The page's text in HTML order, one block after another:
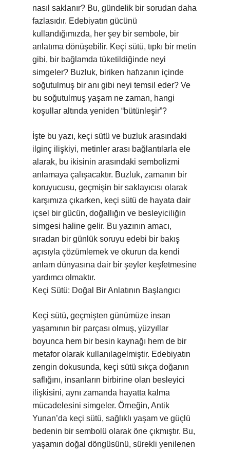
nasıl saklanır? Bu, gündelik bir sorudan daha
fazlasıdır. Edebiyatın gücünü
kullandığımızda, her şey bir sembole, bir
anlatıma dönüşebilir. Keçi sütü, tıpkı bir metin
gibi, bir bağlamda tüketildiğinde neyi
simgeler? Buzluk, biriken hafızanın içinde
soğutulmuş bir anı gibi neyi temsil eder? Ve
bu soğutulmuş yaşam ne zaman, hangi
koşullar altında yeniden “bütünleşir”?
İşte bu yazı, keçi sütü ve buzluk arasındaki
ilginç ilişkiyi, metinler arası bağlantılarla ele
alarak, bu ikisinin arasındaki sembolizmi
anlamaya çalışacaktır. Buzluk, zamanın bir
koruyucusu, geçmişin bir saklayıcısı olarak
karşımıza çıkarken, keçi sütü de hayata dair
içsel bir gücün, doğallığın ve besleyiciliğin
simgesi haline gelir. Bu yazının amacı,
sıradan bir günlük soruyu edebi bir bakış
açısıyla çözümlemek ve okurun da kendi
anlam dünyasına dair bir şeyler keşfetmesine
yardımcı olmaktır.
Keçi Sütü: Doğal Bir Anlatının Başlangıcı
Keçi sütü, geçmişten günümüze insan
yaşamının bir parçası olmuş, yüzyıllar
boyunca hem bir besin kaynağı hem de bir
metafor olarak kullanılagelmiştir. Edebiyatın
zengin dokusunda, keçi sütü sıkça doğanın
saflığını, insanların birbirine olan besleyici
ilişkisini, aynı zamanda hayatta kalma
mücadelesini simgeler. Örneğin, Antik
Yunan’da keçi sütü, sağlıklı yaşam ve güçlü
bedenin bir sembolü olarak öne çıkmıştır. Bu,
yaşamın doğal döngüsünü, sürekli yenilenen